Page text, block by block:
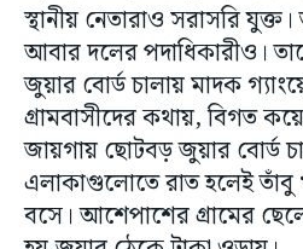
স্থানীয় নেতারাও সরাসরি
আবার দলের পদাধিকারীও।
জুয়ার বোর্ড চালায় মাদক
গ্রামবাসীদের কথায়, বিগত
জায়গায় ছোটবড় জুয়ার বোর্ড
এলাকাগুলোতে রাত হলেই
বসে। আশেপাশের গ্রামের